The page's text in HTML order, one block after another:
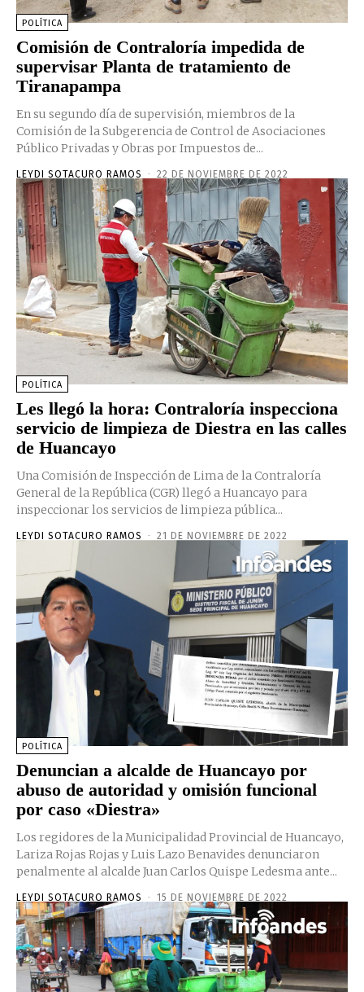
POLÍTICA
Comisión de Contraloría impedida de
supervisar Planta de tratamiento de
Tiranapampa
En su segundo día de supervisión, miembros de la
Comisión de la Subgerencia de Control de Asociaciones
Público Privadas y Obras por Impuestos de...
LEYDI SOTACURO RAMOS - 22 DE NOVIEMBRE DE 2022
POLÍTICA
Les llegó la hora: Contraloría inspecciona
servicio de limpieza de Diestra en las calles
de Huancayo
Una Comisión de Inspección de Lima de la Contraloría
General de la República (CGR) llegó a Huancayo para
inspeccionar los servicios de limpieza pública...
LEYDI SOTACURO RAMOS - 21 DE NOVIEMBRE DE 2022
POLÍTICA
Denuncian a alcalde de Huancayo por
abuso de autoridad y omisión funcional
por caso «Diestra»
Los regidores de la Municipalidad Provincial de Huancayo,
Lariza Rojas Rojas y Luis Lazo Benavides denunciaron
penalmente al alcalde Juan Carlos Quispe Ledesma ante...
LEYDI SOTACURO RAMOS - 15 DE NOVIEMBRE DE 2022